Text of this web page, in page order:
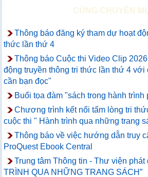
CÙNG CHUYÊN
Thông báo đăng ký tham dự hoạt
thức lần thứ 4
Thông báo Cuộc thi Video Clip
động truyền thông tri thức lần thứ 4 với
cần bạn đọc"
Buổi tọa đàm "sách trong hành trình
Chương trình kết nối tấm lòng tri
cuộc thi " Hành trình qua những trang
Thông báo về việc hướng dẫn truy
ProQuest Ebook Central
Trung tâm Thông tin - Thư viện phát
TRÌNH QUA NHỮNG TRANG SÁCH”